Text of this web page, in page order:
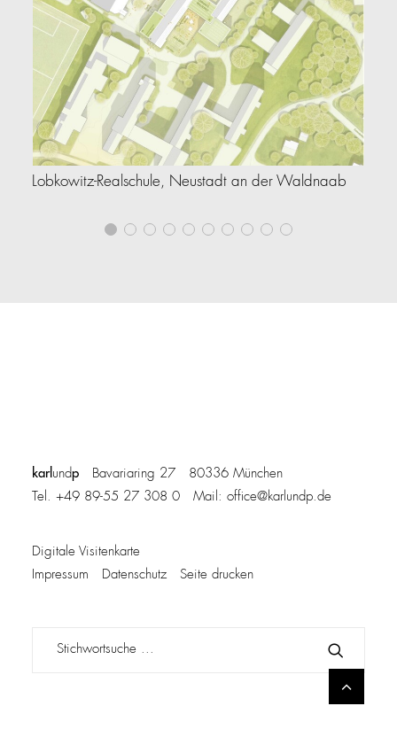
Lobkowitz-Realschule, Neustadt an der Waldnaab
karl undp Bavariaring 27 80336 München
Tel. +49 89-55 27 308 0 Mail: office@karlundp.de
Digitale Visitenkarte
Impressum
Datenschutz Seite drucken